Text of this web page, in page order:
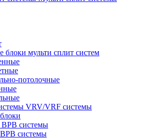
блоки мульти сплит систем
потолочные
VRV/VRF системы
ВРВ системы
системы